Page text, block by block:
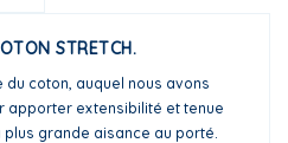
STRETCH.
coton, auquel nous avons
apporter extensibilité et tenue
grande aisance au porté.